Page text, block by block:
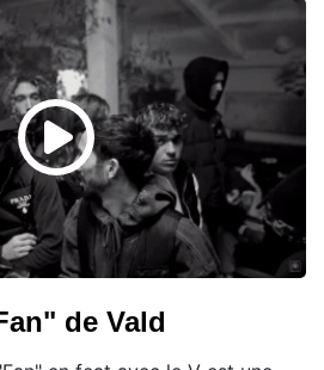
de Vald